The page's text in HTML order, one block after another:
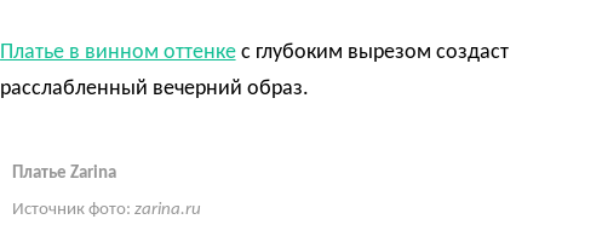
Платье в винном оттенкес глубоким вырезом создаст
расслабленный вечерний образ.
Платье Zarina
Источник фото: zarina.ru